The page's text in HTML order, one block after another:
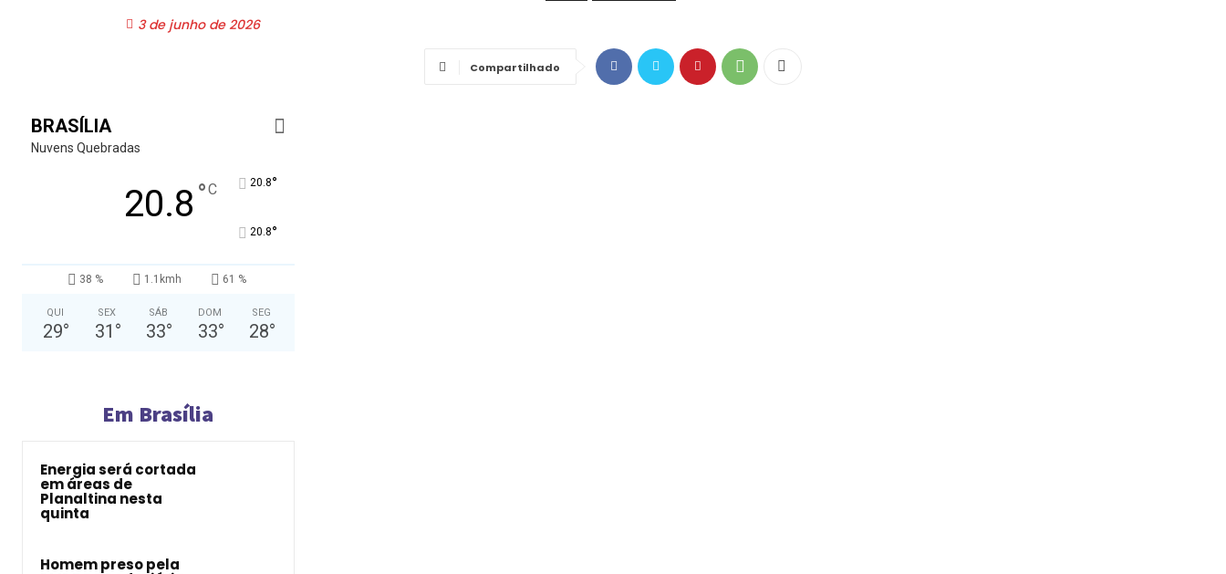
3 de junho de 2026
Compartilhado
BRASÍLIA
Nuvens Quebradas
20.8 °C 20.8°
20.8°
38 % 1.1kmh 61 %
QUI
29°
SEX
31 °
SÁB
33°
DOM
33°
SEG
28°
Em Brasília
Energia será cortada
em áreas de
Planaltina nesta
quinta
Homem preso pela